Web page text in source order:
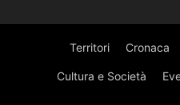
Territori Cronaca
Cultura e Società